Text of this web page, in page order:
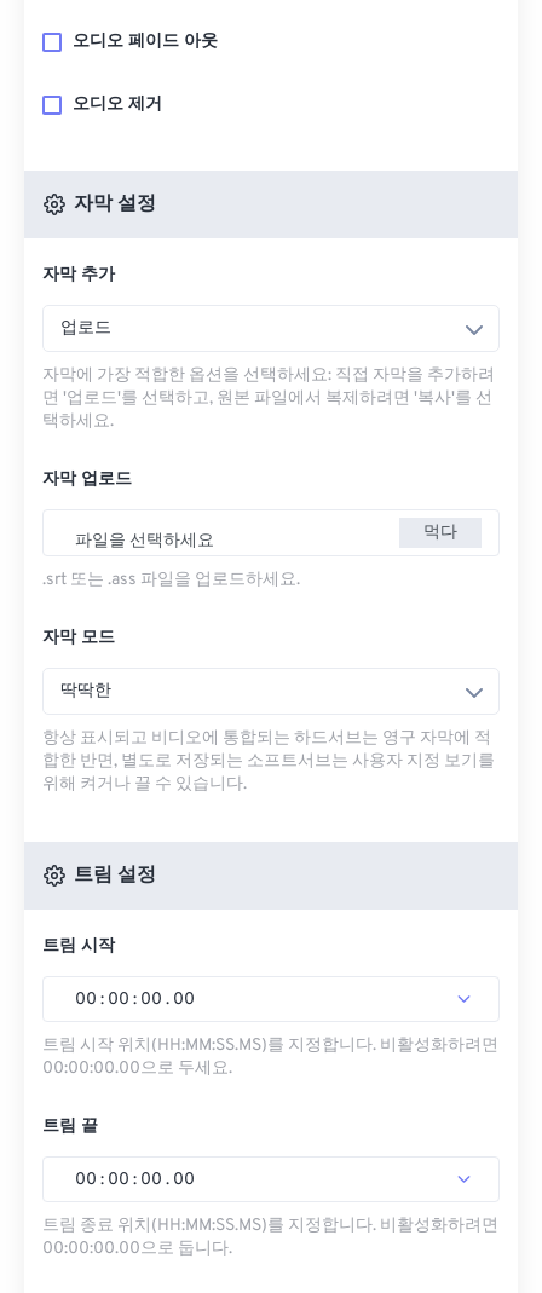
오디오 페이드 아웃
오디오 제거
자막 설정
자막 추가
업로드
자막에 가장 적합한 옵션을 선택하세요: 직접 자막을 추가하려
면 '업로드'를 선택하고, 원본 파일에서 복제하려면 '복사'를 선
택하세요.
자막 업로드
파일을 선택하세요 먹다
.srt 또는 .ass 파일을 업로드하세요.
자막 모드
딱딱한
항상 표시되고 비디오에 통합되는 하드서브는 영구 자막에 적
합한 반면, 별도로 저장되는 소프트서브는 사용자 지정 보기를
위해 켜거나 끌 수 있습니다.
트림 설정
트림 시작
00 : 00 : 00 . 00
트림 시작 위치(HH:MM:SS.MS)를 지정합니다. 비활성화하려면
00:00:00.00으로 두세요.
트림 끝
00 : 00 : 00 . 00
트림 종료 위치(HH:MM:SS.MS)를 지정합니다. 비활성화하려면
00:00:00.00으로 둡니다.